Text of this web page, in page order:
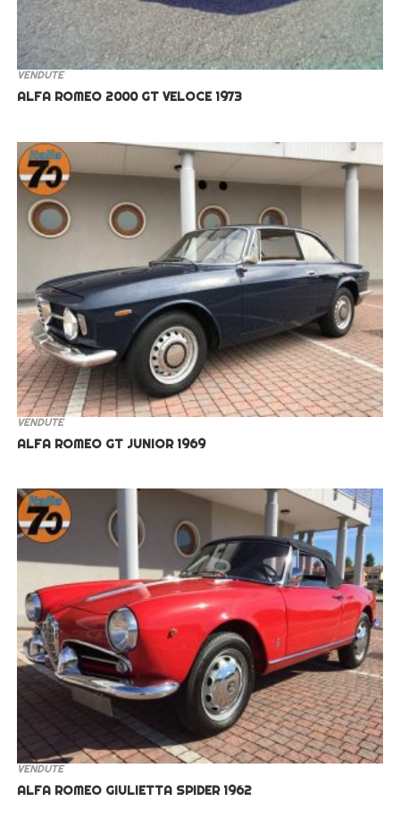
VENDUTE
ALFA ROMEO 2000 GT VELOCE 1973
VENDUTE
ALFA ROMEO GT JUNIOR 1969
VENDUTE
ALFA ROMEO GIULIETTA SPIDER 1962